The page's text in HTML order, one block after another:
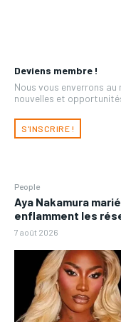
Deviens membre !
Nous vous enverrons au
nouvelles et
S'INSCRIRE !
People
Aya Nakamura
enflamment les
7 août 2026